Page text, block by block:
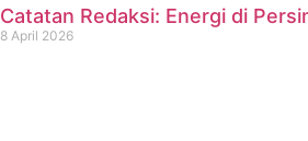
Catatan Redaksi: Energi di
8 April 2026